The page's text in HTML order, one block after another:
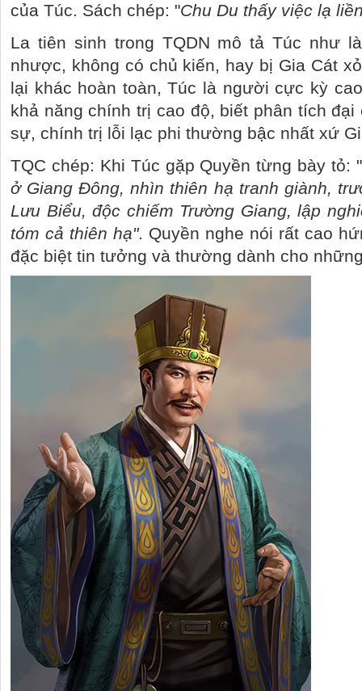
của Túc. Sách chép: "Chu Du thấy việc lạ
La tiên sinh trong TQDN mô tả Túc như
nhược, không có chủ kiến, hay bị Gia Cát
lại khác hoàn toàn, Túc là người cực kỳ
khả năng chính trị cao độ, biết phân tích
sự, chính trị lỗi lạc phi thường bậc nhất xứ
TQC chép: Khi Túc gặp Quyền từng bày tỏ: "
ở Giang Đông, nhìn thiên hạ tranh giành,
Lưu Biểu, độc chiếm Trường Giang, lập
tóm cả thiên hạ". Quyền nghe nói rất cao
đặc biệt tin tưởng và thường dành cho